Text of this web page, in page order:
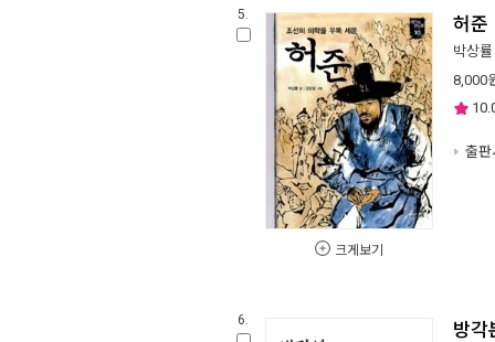
5.
크게보기
허준
박상률
8,000
출판
6. 방각